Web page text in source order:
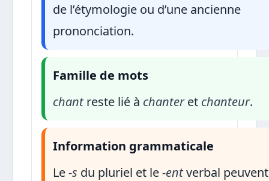
de l’étymologie ou d’une ancienne
prononciation.
Famille de mots
chantreste lié à chanteret chanteur.
Information grammaticale
Le-s du pluriel et le-entverbal peuvent